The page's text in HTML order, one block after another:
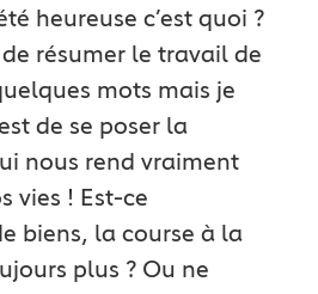
heureuse c’est quoi ?
résumer le travail de
mots mais je
de se poser la
nous rend vraiment
vies ! Est-ce
biens, la course à la
plus ? Ou ne